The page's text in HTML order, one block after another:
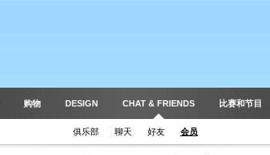
购物 DESIGN CHAT & FRIENDS 比赛和节目
俱乐部 聊天 好友 会员